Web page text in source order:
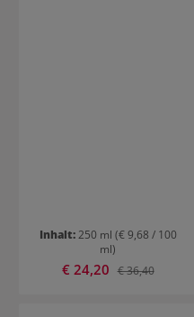
Inhalt:250 ml (€ 9,68 / 100
ml)
Verkaufspreis:
€ 24,20 Regulärer Preis:
€ 36,40